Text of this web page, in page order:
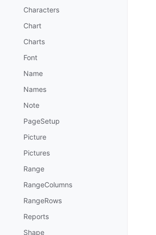
Characters
Chart
Charts
Font
Name
Names
Note
PageSetup
Picture
Pictures
Range
RangeColumns
RangeRows
Reports
Shape